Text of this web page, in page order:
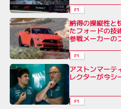
F1
納得の操縦性と
たフォードの技
参戦メーカーの
F1
アストンマーテ
レクターが今シ
F1